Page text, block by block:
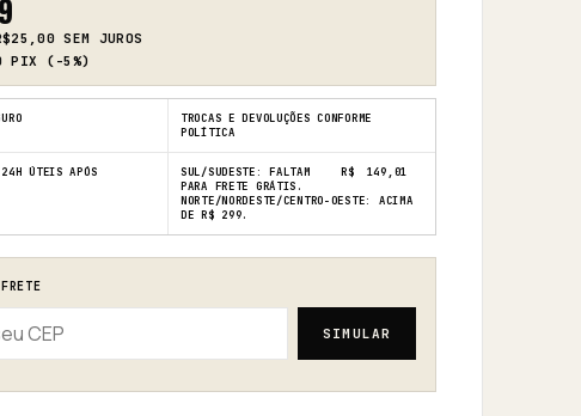
25,00 SEM JUROS
PIX (-5%)
TROCAS E DEVOLUÇÕES CONFORME
POLÍTICA
ÚTEIS APÓS
SUL/SUDESTE: FALTAM R$
149,01
PARA FRETE GRÁTIS.
NORTE/NORDESTE/CENTRO-OESTE: ACIMA
DE R$ 299.
SIMULAR